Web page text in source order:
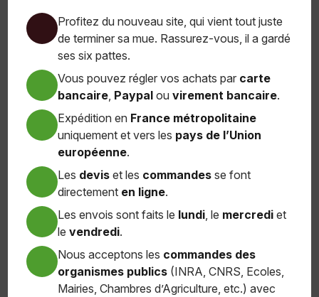
Conducteur À 1 Bras
110,40€
Ajouter au panier
Profitez du nouveau site, qui vient tout juste
de terminer sa mue. Rassurez-vous, il a gardé
ses six pattes.
Vous pouvez régler vos achats par carte
bancaire, Paypalou virement bancaire.
Expédition en France métropolitaine
uniquement et vers les pays de l’Union
européenne.
Les deviset les commandesse font
directement en ligne.
Les envois sont faits le lundi, le mercrediet
le vendredi.
Nous acceptons les commandes des
organismes publics(INRA, CNRS, Ecoles,
Mairies, Chambres d’Agriculture, etc.) avec